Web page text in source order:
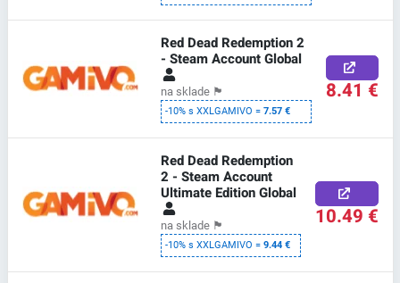
Red Dead Redemption 2
- Steam Account Global
na sklade 🏴
-10% s XXLGAMIVO =7.57 €
8.41 €
Red Dead Redemption
2 - Steam Account
Ultimate Edition Global
na sklade 🏴
-10% s XXLGAMIVO =9.44 €
10.49 €